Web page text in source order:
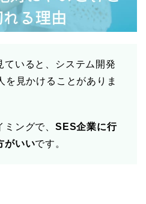
ていると、システム開発
を見かけることがありま
ングで、 SES企業に行
がいいです。